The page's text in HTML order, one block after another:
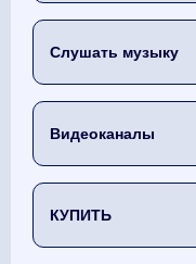
Слушать музыку
Видеоканалы
КУПИТЬ